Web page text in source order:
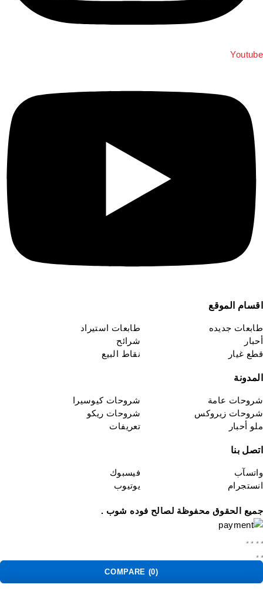
الموقع
جديده
طابعات استيراد
شرائح
غيار
نقاط البيع
عامة
شروحات كيوسيرا
زيروكس
شروحات ريكو
أحبار
تعريفات
بنا
فيسبوك
يوتيوب
الحقوق محفوظة لصالح فوده شوب .
COMPARE (0)